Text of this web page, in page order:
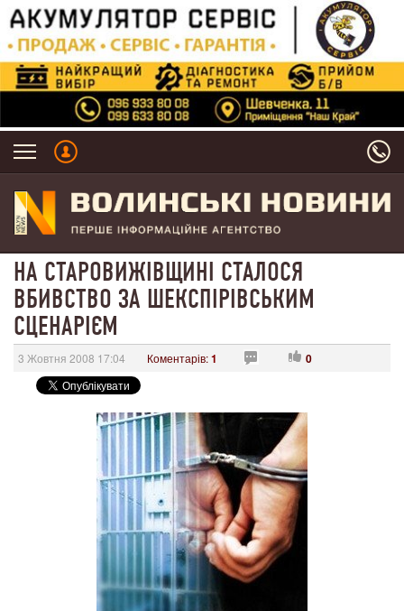
НА СТАРОВИЖІВЩИНІ СТАЛОСЯ
ВБИВСТВО ЗА ШЕКСПІРІВСЬКИМ
СЦЕНАРІЄМ
3 Жовтня 2008 17:04 Коментарів:1 0